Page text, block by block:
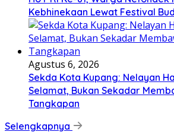
Kebhinekaan Lewat Festival
Agustus 6, 2026
Sekda Kota Kupang: Nelayan
Selamat, Bukan Sekadar
Tangkapan
Selengkapnya